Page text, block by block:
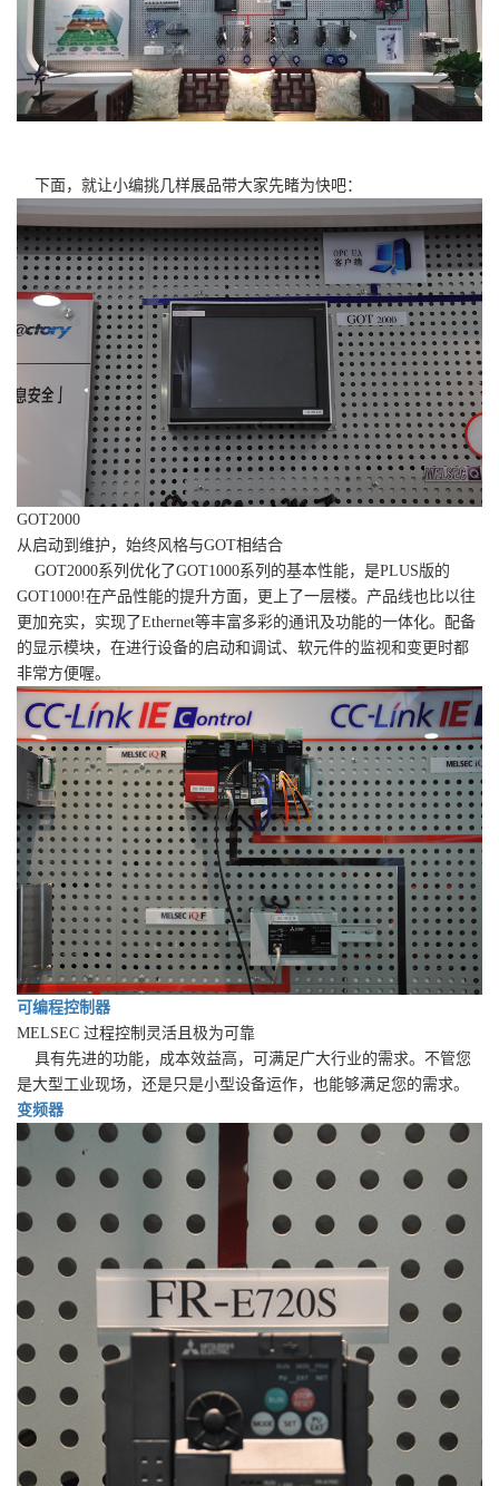
下面，就让小编挑几样展品带大家先睹为快吧：
GOT2000
从启动到维护，始终风格与GOT相结合
GOT2000系列优化了GOT1000系列的基本性能，是PLUS版的
GOT1000!在产品性能的提升方面，更上了一层楼。产品线也比以往
更加充实，实现了Ethernet等丰富多彩的通讯及功能的一体化。配备
的显示模块，在进行设备的启动和调试、软元件的监视和变更时都
非常方便喔。
可编程控制器
MELSEC 过程控制灵活且极为可靠
具有先进的功能，成本效益高，可满足广大行业的需求。不管您
是大型工业现场，还是只是小型设备运作，也能够满足您的需求。
变频器